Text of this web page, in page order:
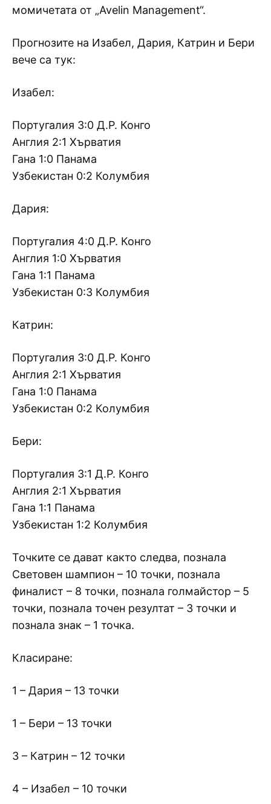
момичетата от „Avelin Management“.
Прогнозите на Изабел, Дария, Катрин и Бери
вече са тук:
Изабел:
Португалия 3:0 Д.Р. Конго
Англия 2:1 Хърватия
Гана 1:0 Панама
Узбекистан 0:2 Колумбия
Дария:
Португалия 4:0 Д.Р. Конго
Англия 1:0 Хърватия
Гана 1:1 Панама
Узбекистан 0:3 Колумбия
Катрин:
Португалия 3:0 Д.Р. Конго
Англия 2:1 Хърватия
Гана 1:0 Панама
Узбекистан 0:2 Колумбия
Бери:
Португалия 3:1 Д.Р. Конго
Англия 2:1 Хърватия
Гана 1:1 Панама
Узбекистан 1:2 Колумбия
Точките се дават както следва, познала
Световен шампион – 10 точки, познала
финалист – 8 точки, познала голмайстор – 5
точки, познала точен резултат – 3 точки и
познала знак – 1 точка.
Класиране:
1 – Дария – 13 точки
1 – Бери – 13 точки
3 – Катрин – 12 точки
4 – Изабел – 10 точки